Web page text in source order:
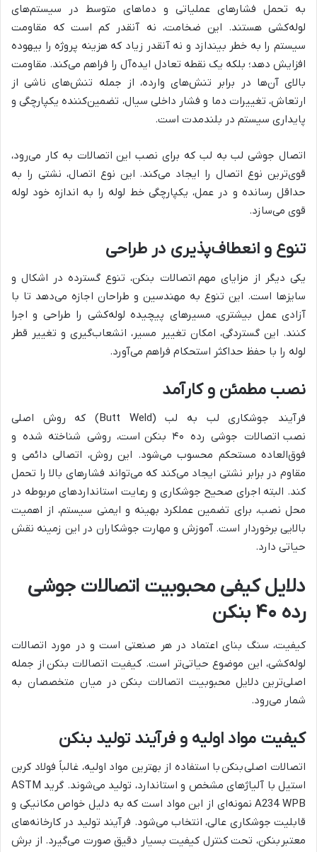
به تحمل فشارهای عملیاتی و دماهای متوسط در سیستم‌های
لوله‌کشی هستند. این ضخامت، نه آنقدر کم است که مقاومت
سیستم را به خطر بیندازد و نه آنقدر زیاد که هزینه پروژه را بیهوده
افزایش دهد؛ بلکه یک نقطه تعادل ایده‌آل را فراهم می‌کند. مقاومت
بالای آن‌ها در برابر تنش‌های وارده، از جمله تنش‌های ناشی از
ارتعاش، تغییرات دما و فشار داخلی سیال، تضمین‌کننده یکپارچگی و
پایداری سیستم در بلندمدت است.
اتصال جوشی لب به لب که برای نصب این اتصالات به کار می‌رود،
قوی‌ترین نوع اتصال را ایجاد می‌کند. این نوع اتصال، نشتی را به
حداقل رسانده و در عمل، یکپارچگی خط لوله را به اندازه خود لوله
قوی می‌سازد.
تنوع و انعطاف‌پذیری در طراحی
یکی دیگر از مزایای مهم اتصالات بنکن، تنوع گسترده در اشکال و
سایزها است. این تنوع به مهندسین و طراحان اجازه می‌دهد تا با
آزادی عمل بیشتری، مسیرهای پیچیده لوله‌کشی را طراحی و اجرا
کنند. این گستردگی، امکان تغییر مسیر، انشعاب‌گیری و تغییر قطر
لوله را با حفظ حداکثر استحکام فراهم می‌آورد.
نصب مطمئن و کارآمد
فرآیند جوشکاری لب به لب (Butt Weld) که روش اصلی
نصب اتصالات جوشی رده ۴۰ بنکن است، روشی شناخته شده و
فوق‌العاده مستحکم محسوب می‌شود. این روش، اتصالی دائمی و
مقاوم در برابر نشتی ایجاد می‌کند که می‌تواند فشارهای بالا را تحمل
کند. البته اجرای صحیح جوشکاری و رعایت استانداردهای مربوطه در
محل نصب، برای تضمین عملکرد بهینه و ایمنی سیستم، از اهمیت
بالایی برخوردار است. آموزش و مهارت جوشکاران در این زمینه نقش
حیاتی دارد.
دلایل کیفی محبوبیت اتصالات جوشی
رده ۴۰ بنکن
کیفیت، سنگ بنای اعتماد در هر صنعتی است و در مورد اتصالات
لوله‌کشی، این موضوع حیاتی‌تر است. کیفیت اتصالات بنکن از جمله
اصلی‌ترین دلایل محبوبیت اتصالات بنکن در میان متخصصان به
شمار می‌رود.
کیفیت مواد اولیه و فرآیند تولید بنکن
اتصالات اصلی بنکن با استفاده از بهترین مواد اولیه، غالباً فولاد کربن
استیل با آلیاژهای مشخص و استاندارد، تولید می‌شوند. گرید ASTM
A234 WPB نمونه‌ای از این مواد است که به دلیل خواص مکانیکی و
قابلیت جوشکاری عالی، انتخاب می‌شود. فرآیند تولید در کارخانه‌های
معتبر بنکن، تحت کنترل کیفیت بسیار دقیق صورت می‌گیرد. از برش